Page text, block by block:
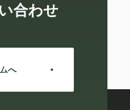
合わせ
へ